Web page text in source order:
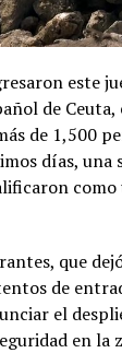
pasar por la
este
de
de 1,500
días, una
como
que
de
el
en la